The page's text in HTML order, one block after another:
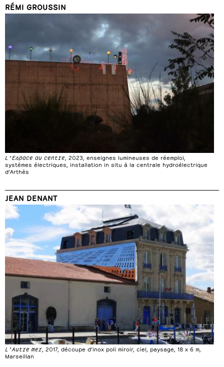
RÉMI GROUSSIN
L’Espace au centre, 2023, enseignes lumineuses de réemploi,
systèmes électriques, installation in situ à la centrale hydroélectrique
d’Arthès
JEAN DENANT
L’Autre mer, 2017, découpe d’inox poli miroir, ciel, paysage, 18 x 6 m,
Marseillan